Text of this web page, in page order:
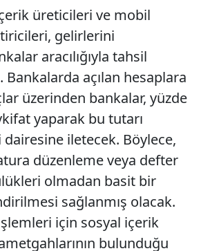
üreticileri ve mobil
gelirlerini
aracılığıyla tahsil
açılan hesaplara
üzerinden bankalar, yüzde
yaparak bu tutarı
iletecek. Böylece,
düzenleme veya defter
olmadan basit bir
sağlanmış olacak.
için sosyal içerik
bulunduğu